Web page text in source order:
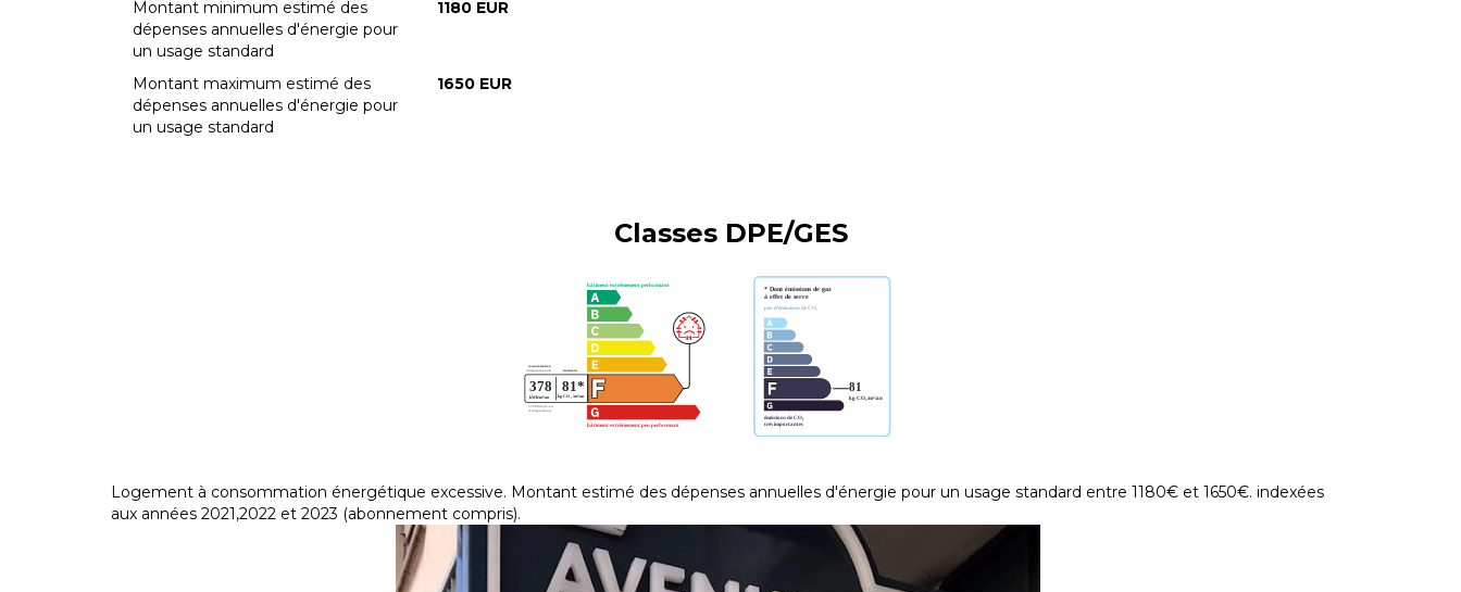
Montant minimum estimé des
dépenses annuelles d'énergie pour
un usage standard
1180 EUR
Montant maximum estimé des
dépenses annuelles d'énergie pour
un usage standard
1650 EUR
Classes DPE/GES
Logement à consommation énergétique excessive. Montant estimé des dépenses annuelles d'énergie pour un usage standard entre 1180€ et 1650€. indexées
aux années 2021,2022 et 2023 (abonnement compris).